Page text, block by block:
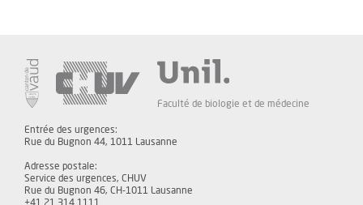
Faculté de biologie et de médecine
Entrée des urgences:
Rue du Bugnon 44, 1011 Lausanne
Adresse postale:
Service des urgences, CHUV
Rue du Bugnon 46, CH-1011 Lausanne
+41 21 314 1111